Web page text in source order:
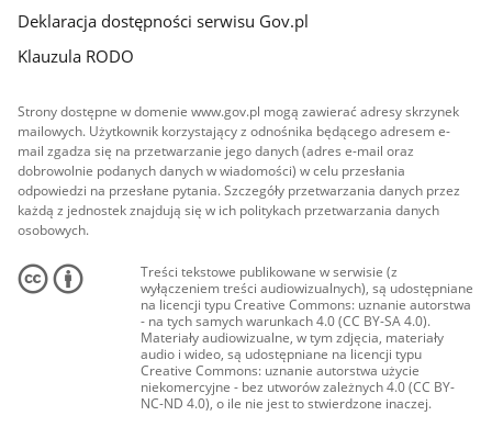
Deklaracja dostępności serwisu Gov.pl
Klauzula RODO
Strony dostępne w domenie www.gov.pl mogą zawierać adresy skrzynek
mailowych. Użytkownik korzystający z odnośnika będącego adresem e-
mail zgadza się na przetwarzanie jego danych (adres e-mail oraz
dobrowolnie podanych danych w wiadomości) w celu przesłania
odpowiedzi na przesłane pytania. Szczegóły przetwarzania danych przez
każdą z jednostek znajdują się w ich politykach przetwarzania danych
osobowych.
Treści tekstowe publikowane w serwisie (z
wyłączeniem treści audiowizualnych), są udostępniane
na licencji typu Creative Commons: uznanie autorstwa
- na tych samych warunkach 4.0 (CC BY-SA 4.0).
Materiały audiowizualne, w tym zdjęcia, materiały
audio i wideo, są udostępniane na licencji typu
Creative Commons: uznanie autorstwa użycie
niekomercyjne - bez utworów zależnych 4.0 (CC BY-
NC-ND 4.0), o ile nie jest to stwierdzone inaczej.